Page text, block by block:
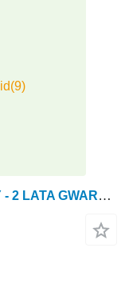
Bednar MATADOR MO 6000 - NOWY - 2 LATA GWARANCJI + BEDNAR ALFA DRILL 40